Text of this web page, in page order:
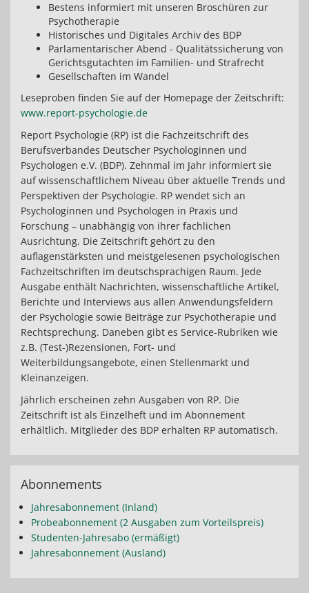
Bestens informiert mit unseren Broschüren zur
Psychotherapie
Historisches und Digitales Archiv des BDP
Parlamentarischer Abend - Qualitätssicherung von
Gerichtsgutachten im Familien- und Strafrecht
Gesellschaften im Wandel
Leseproben finden Sie auf der Homepage der Zeitschrift:
www.report-psychologie.de
Report Psychologie (RP) ist die Fachzeitschrift des
Berufsverbandes Deutscher Psychologinnen und
Psychologen e.V. (BDP). Zehnmal im Jahr informiert sie
auf wissenschaftlichem Niveau über aktuelle Trends und
Perspektiven der Psychologie. RP wendet sich an
Psychologinnen und Psychologen in Praxis und
Forschung – unabhängig von ihrer fachlichen
Ausrichtung. Die Zeitschrift gehört zu den
auflagenstärksten und meistgelesenen psychologischen
Fachzeitschriften im deutschsprachigen Raum. Jede
Ausgabe enthält Nachrichten, wissenschaftliche Artikel,
Berichte und Interviews aus allen Anwendungsfeldern
der Psychologie sowie Beiträge zur Psychotherapie und
Rechtsprechung. Daneben gibt es Service-Rubriken wie
z.B. (Test-)Rezensionen, Fort- und
Weiterbildungsangebote, einen Stellenmarkt und
Kleinanzeigen.
Jährlich erscheinen zehn Ausgaben von RP. Die
Zeitschrift ist als Einzelheft und im Abonnement
erhältlich. Mitglieder des BDP erhalten RP automatisch.
Abonnements
Jahresabonnement (Inland)
Probeabonnement (2 Ausgaben zum Vorteilspreis)
Studenten-Jahresabo (ermäßigt)
Jahresabonnement (Ausland)